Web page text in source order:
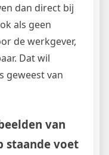
dan direct bij
als geen
de werkgever,
Dat wil
geweest van
van
staande voet